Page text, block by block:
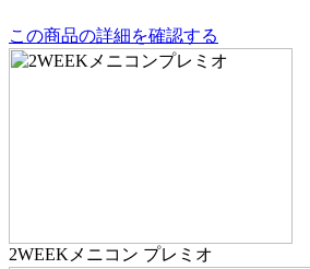
この商品の詳細を確認する
2WEEKメニコン プレミオ